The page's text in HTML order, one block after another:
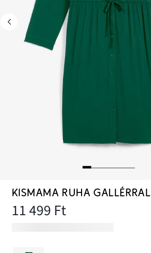
KISMAMA RUHA GALLÉRRAL
11 499 Ft